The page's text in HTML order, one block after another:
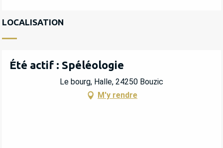
LOCALISATION
Été actif : Spéléologie
Le bourg, Halle, 24250 Bouzic
M'y rendre